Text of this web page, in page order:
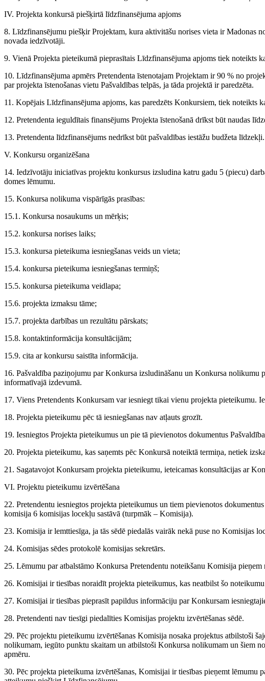
IV. Projekta konkursā piešķirtā līdzfinansējuma apjoms
8. Līdzfinansējumu piešķir Projektam, kura aktivitāšu norises vieta ir Madonas
novada iedzīvotāji.
9. Vienā Projekta pieteikumā pieprasītais Līdzfinansējuma apjoms tiek noteikts
10. Līdzfinansējuma apmērs Pretendenta īstenotajam Projektam ir 90 % no
par projekta īstenošanas vietu Pašvaldības telpās, ja tāda projektā ir paredzēta.
11. Kopējais Līdzfinansējuma apjoms, kas paredzēts Konkursiem, tiek noteikts
12. Pretendenta ieguldītais finansējums Projekta īstenošanā drīkst būt naudas
13. Pretendenta līdzfinansējums nedrīkst būt pašvaldības iestāžu budžeta līdzekļi.
V. Konkursu organizēšana
14. Iedzīvotāju iniciatīvas projektu konkursus izsludina katru gadu 5 (piecu)
domes lēmumu.
15. Konkursa nolikuma vispārīgās prasības:
15.1. Konkursa nosaukums un mērķis;
15.2. konkursa norises laiks;
15.3. konkursa pieteikuma iesniegšanas veids un vieta;
15.4. konkursa pieteikuma iesniegšanas termiņš;
15.5. konkursa pieteikuma veidlapa;
15.6. projekta izmaksu tāme;
15.7. projekta darbības un rezultātu pārskats;
15.8. kontaktinformācija konsultācijām;
15.9. cita ar konkursu saistīta informācija.
16. Pašvaldība paziņojumu par Konkursa izsludināšanu un Konkursa
informatīvajā izdevumā.
17. Viens Pretendents Konkursam var iesniegt tikai vienu projekta pieteikumu.
18. Projekta pieteikumu pēc tā iesniegšanas nav atļauts grozīt.
19. Iesniegtos Projekta pieteikumus un pie tā pievienotos dokumentus
20. Projekta pieteikumu, kas saņemts pēc Konkursā noteiktā termiņa, netiek
21. Sagatavojot Konkursam projekta pieteikumu, ieteicamas konsultācijas ar
VI. Projektu pieteikumu izvērtēšana
22. Pretendentu iesniegtos projekta pieteikumus un tiem pievienotos
komisija 6 komisijas locekļu sastāvā (turpmāk – Komisija).
23. Komisija ir lemttiesīga, ja tās sēdē piedalās vairāk nekā puse no Komisijas
24. Komisijas sēdes protokolē komisijas sekretārs.
25. Lēmumu par atbalstāmo Konkursa Pretendentu noteikšanu Komisija
26. Komisijai ir tiesības noraidīt projekta pieteikumus, kas neatbilst šo
27. Komisijai ir tiesības pieprasīt papildus informāciju par Konkursam
28. Pretendenti nav tiesīgi piedalīties Komisijas projektu izvērtēšanas sēdē.
29. Pēc projektu pieteikumu izvērtēšanas Komisija nosaka projektus atbilstoši
nolikumam, iegūto punktu skaitam un atbilstoši Konkursa nolikumam un šiem
apmēru.
30. Pēc projekta pieteikuma izvērtēšanas, Komisijai ir tiesības pieņemt